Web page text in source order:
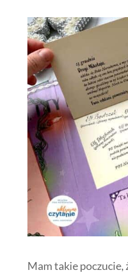
Mam takie poczucie,